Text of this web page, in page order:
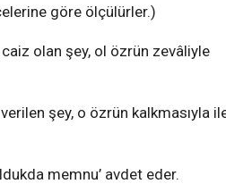
göre ölçülürler.)
olan şey, ol özrün zevâliyle
şey, o özrün kalkmasıyla
memnu’ avdet eder.